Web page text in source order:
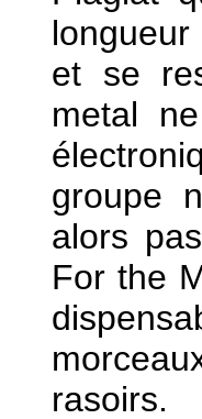
longueur
et se
metal
groupe
alors
For the